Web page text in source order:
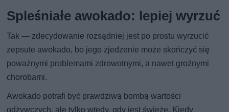
Spleśniałe awokado: lepiej wyrzuć
Tak — zdecydowanie rozsądniej jest po prostu wyrzucić
zepsute awokado, bo jego zjedzenie może skończyć się
poważnymi problemami zdrowotnymi, a nawet groźnymi
chorobami.
Awokado potrafi być prawdziwą bombą wartości
odżywczych, ale tylko wtedy, gdy jest świeże. Kiedy